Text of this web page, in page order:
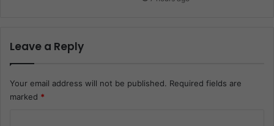
Leave a Reply
Your email address will not be published. Required fields are
marked *